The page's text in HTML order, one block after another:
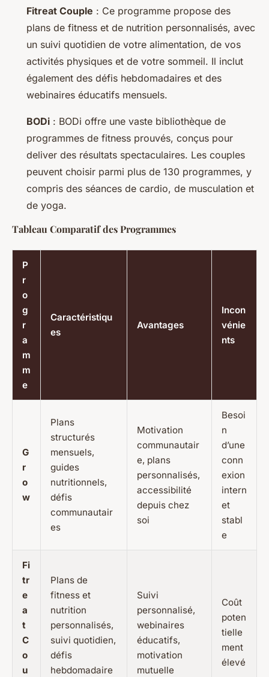
Fitreat Couple : Ce programme propose des
plans de fitness et de nutrition personnalisés, avec
un suivi quotidien de votre alimentation, de vos
activités physiques et de votre sommeil. Il inclut
également des défis hebdomadaires et des
webinaires éducatifs mensuels.
BODi : BODi offre une vaste bibliothèque de
programmes de fitness prouvés, conçus pour
deliver des résultats spectaculaires. Les couples
peuvent choisir parmi plus de 130 programmes, y
compris des séances de cardio, de musculation et
de yoga.
Tableau Comparatif des Programmes
P
r
o
g
r
a
m
m
e
Caractéristiqu
es
Avantages
Incon
vénie
nts
G
r
o
w
Plans
structurés
mensuels,
guides
nutritionnels,
défis
communautair
es
Motivation
communautair
e, plans
personnalisés,
accessibilité
depuis chez
soi
Besoi
n
d’une
conn
exion
intern
et
stabl
e
Fi
tr
e
a
t
C
o
u
Plans de
fitness et
nutrition
personnalisés,
suivi quotidien,
défis
hebdomadaire
Suivi
personnalisé,
webinaires
éducatifs,
motivation
mutuelle
Coût
poten
tielle
ment
élevé